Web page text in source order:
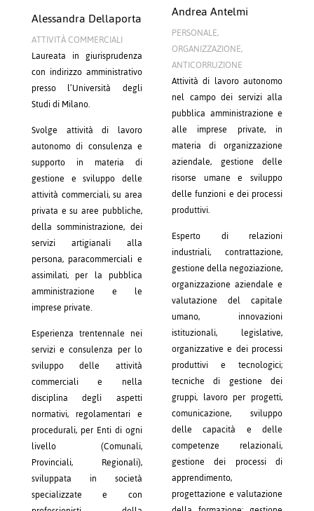
Alessandra Dellaporta
ATTIVITÀ COMMERCIALI
Laureata in giurisprudenza
con indirizzo amministrativo
presso l’Università degli
Studi di Milano.
Svolge attività di lavoro
autonomo di consulenza e
supporto in materia di
gestione e sviluppo delle
attività commerciali, su area
privata e su aree pubbliche,
della somministrazione, dei
servizi artigianali alla
persona, paracommerciali e
assimilati, per la pubblica
amministrazione e le
imprese private.
Esperienza trentennale nei
servizi e consulenza per lo
sviluppo delle attività
commerciali e nella
disciplina degli aspetti
normativi, regolamentari e
procedurali, per Enti di ogni
livello (Comunali,
Provinciali, Regionali),
sviluppata in società
specializzate e con
Andrea Antelmi
PERSONALE,
ORGANIZZAZIONE,
ANTICORRUZIONE
Attività di lavoro autonomo
nel campo dei servizi alla
pubblica amministrazione e
alle imprese private, in
materia di organizzazione
aziendale, gestione delle
risorse umane e sviluppo
delle funzioni e dei processi
produttivi.
Esperto di relazioni
industriali, contrattazione,
gestione della negoziazione,
organizzazione aziendale e
valutazione del capitale
umano, innovazioni
istituzionali, legislative,
organizzative e dei processi
produttivi e tecnologici;
tecniche di gestione dei
gruppi, lavoro per progetti,
comunicazione, sviluppo
delle capacità e delle
competenze relazionali,
gestione dei processi di
apprendimento,
progettazione e valutazione